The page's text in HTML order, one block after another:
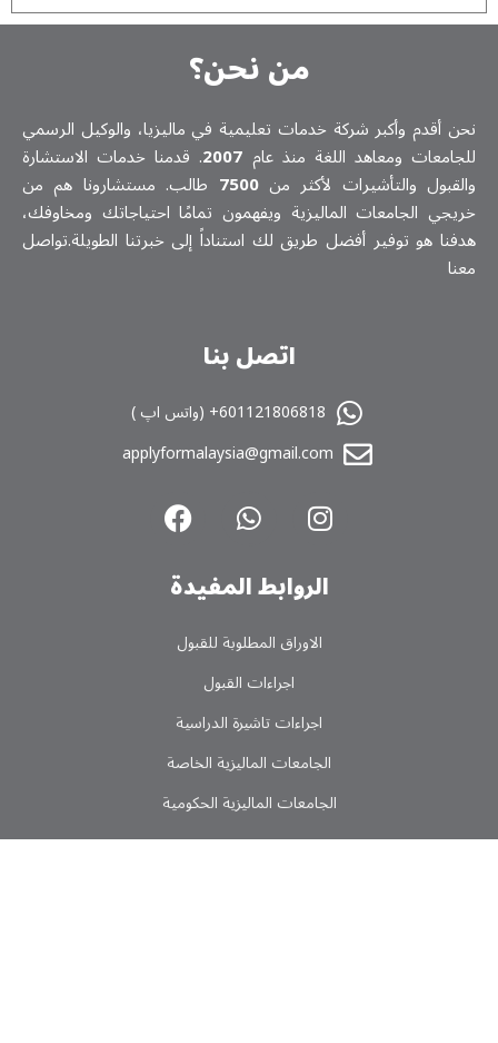
من نحن؟
أقدم وأكبر شركة خدمات تعلیمیة في ماليزيا، والوكيل الرسمي
ومعاهد اللغة منذ عام 2007. قدمنا خدمات الاستشارة
والتأشيرات لأكثر من 7500طالب. مستشارونا هم من
الجامعات الماليزية ويفهمون تمامًا احتياجاتك ومخاوفك،
هو توفير أفضل طريق لك استناداً إلى خبرتنا الطويلة.تواصل
اتصل بنا
601121806818+ (واتس اپ )
applyformalaysia@gmail.com
الروابط المفیدة
الاوراق المطلوبة للقبول
اجراءات القبول
اجراءات تاشیرة الدراسیة
الجامعات المالیزیة الخاصة
الجامعات المالیزیة الحکومیة